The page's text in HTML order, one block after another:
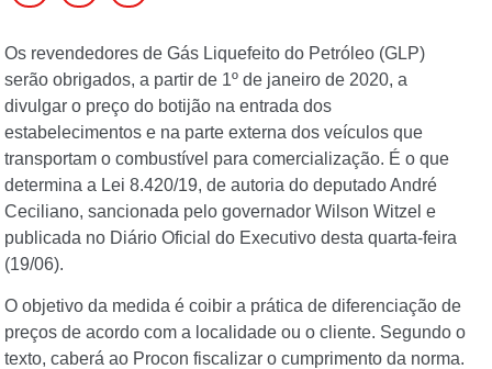
Os revendedores de Gás Liquefeito do Petróleo (GLP)
serão obrigados, a partir de 1º de janeiro de 2020, a
divulgar o preço do botijão na entrada dos
estabelecimentos e na parte externa dos veículos que
transportam o combustível para comercialização. É o que
determina a Lei 8.420/19, de autoria do deputado André
Ceciliano, sancionada pelo governador Wilson Witzel e
publicada no Diário Oficial do Executivo desta quarta-feira
(19/06).
O objetivo da medida é coibir a prática de diferenciação de
preços de acordo com a localidade ou o cliente. Segundo o
texto, caberá ao Procon fiscalizar o cumprimento da norma.